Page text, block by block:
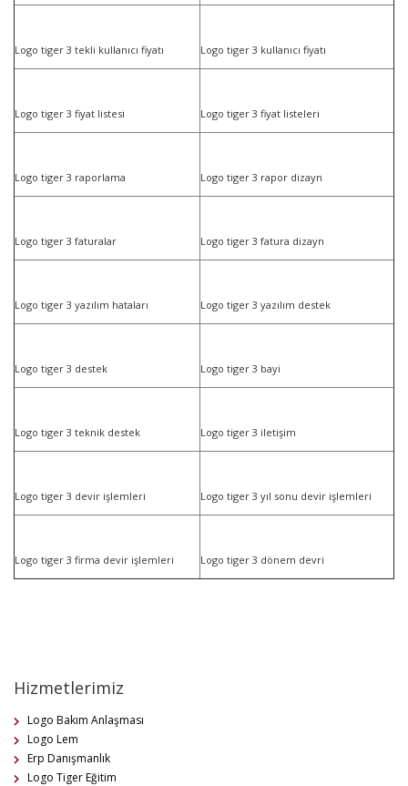
Logo tiger 3 tekli kullanıcı fiyatı Logo tiger 3 kullanıcı fiyatı
Logo tiger 3 fiyat listesi Logo tiger 3 fiyat listeleri
Logo tiger 3 raporlama Logo tiger 3 rapor dizayn
Logo tiger 3 faturalar Logo tiger 3 fatura dizayn
Logo tiger 3 yazılım hataları Logo tiger 3 yazılım destek
Logo tiger 3 destek Logo tiger 3 bayi
Logo tiger 3 teknik destek Logo tiger 3 iletişim
Logo tiger 3 devir işlemleri Logo tiger 3 yıl sonu devir işlemleri
Logo tiger 3 firma devir işlemleri Logo tiger 3 dönem devri
Hizmetlerimiz
Logo Bakım Anlaşması
Logo Lem
Erp Danışmanlık
Logo Tiger Eğitim